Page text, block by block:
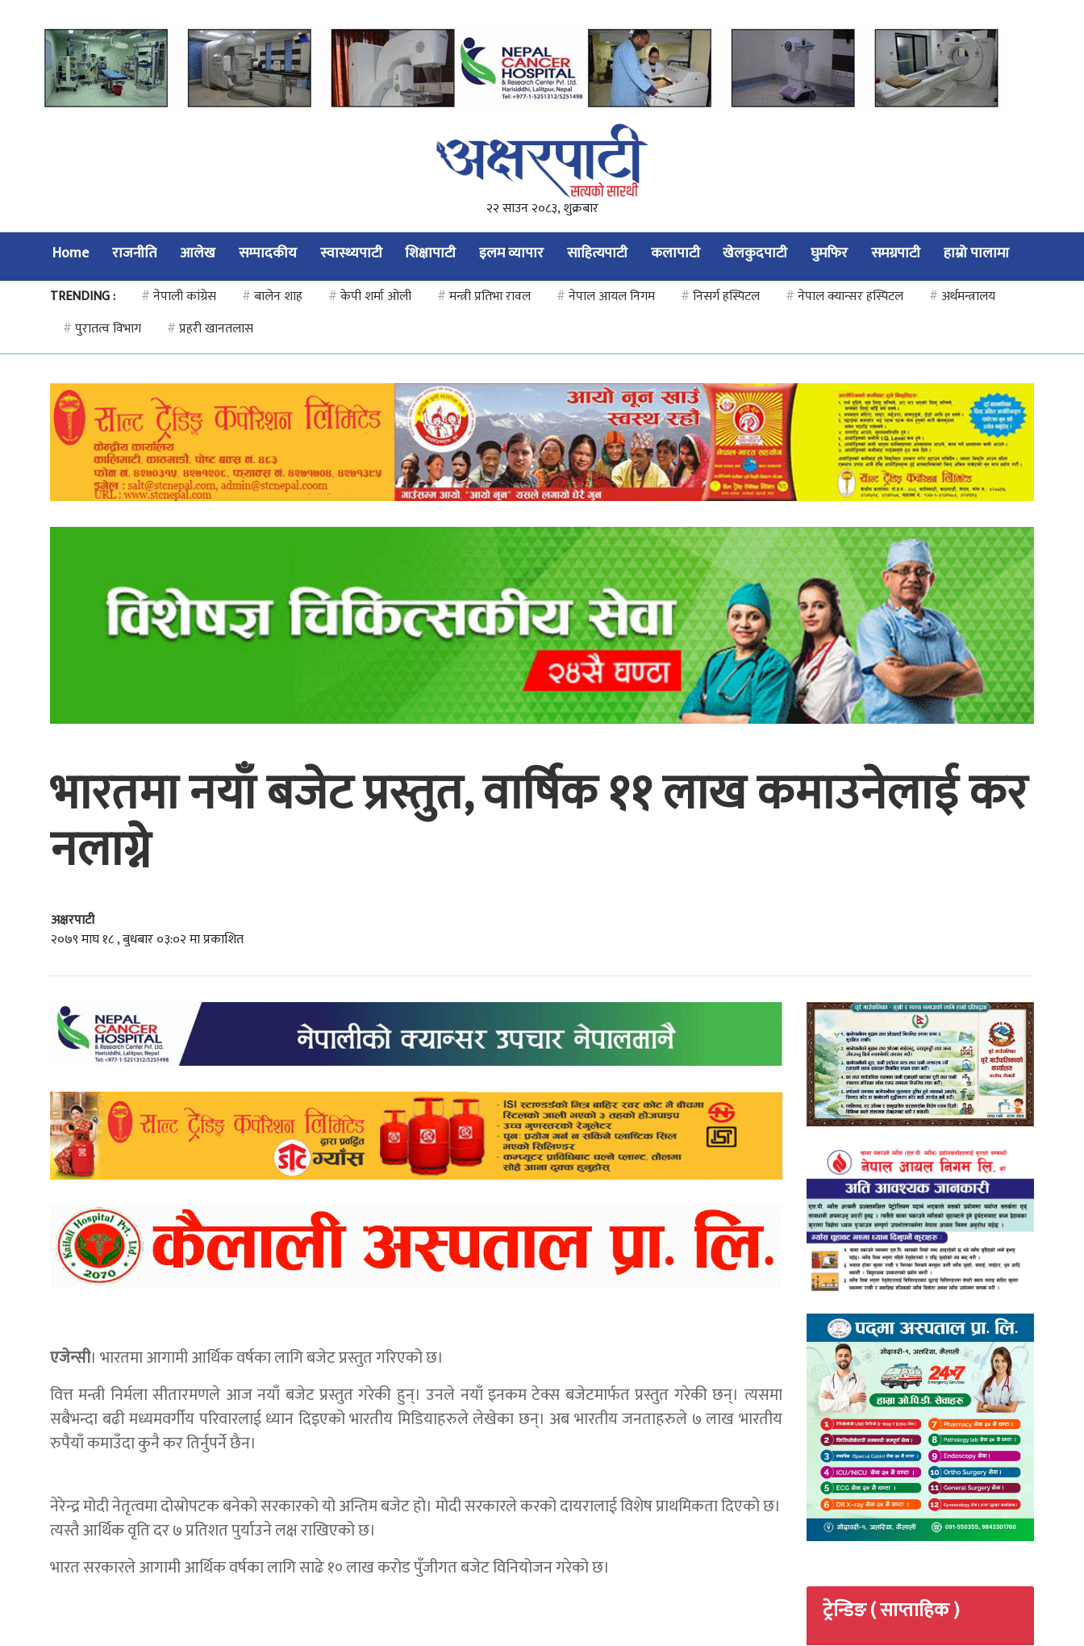
२२ साउन २०८३, शुक्रबार
Home राजनीति आलेख सम्पादकीय स्वास्थ्यपाटी शिक्षापाटी इलम व्यापार साहित्यपाटी कलापाटी खेलकुदपाटी घुमफिर समग्रपाटी हाम्रो पालामा
TRENDING : #नेपाली कांग्रेस #बालेन शाह #केपी शर्मा ओली #मन्त्री प्रतिभा रावल #नेपाल आयल निगम #निसर्ग हस्पिटल #नेपाल क्यान्सर हस्पिटल #अर्थमन्त्रालय
#पुरातत्व विभाग #प्रहरी खानतलास
भारतमा नयाँ बजेट प्रस्तुत, वार्षिक ११ लाख कमाउनेलाई कर
नलाग्ने
अक्षरपाटी
२०७९ माघ १८ , बुधबार ०३:०२ मा प्रकाशित
एजेन्सी। भारतमा आगामी आर्थिक वर्षका लागि बजेट प्रस्तुत गरिएको छ।
वित्त मन्त्री निर्मला सीतारमणले आज नयाँ बजेट प्रस्तुत गरेकी हुन्। उनले नयाँ इनकम टेक्स बजेटमार्फत प्रस्तुत गरेकी छन्। त्यसमा
सबैभन्दा बढी मध्यमवर्गीय परिवारलाई ध्यान दिइएको भारतीय मिडियाहरुले लेखेका छन्। अब भारतीय जनताहरुले ७ लाख भारतीय
रुपैयाँ कमाउँदा कुनै कर तिर्नुपर्ने छैन।
नेरेन्द्र मोदी नेतृत्वमा दोस्रोपटक बनेको सरकारको यो अन्तिम बजेट हो। मोदी सरकारले करको दायरालाई विशेष प्राथमिकता दिएको छ।
त्यस्तै आर्थिक वृति दर ७ प्रतिशत पुर्याउने लक्ष राखिएको छ।
भारत सरकारले आगामी आर्थिक वर्षका लागि साढे १० लाख करोड पुँजीगत बजेट विनियोजन गरेको छ।
ट्रेन्डिङ ( साप्ताहिक )